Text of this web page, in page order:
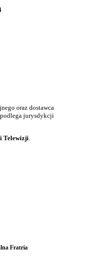
oraz dostawca
jurysdykcji
Telewizji.
Fratria